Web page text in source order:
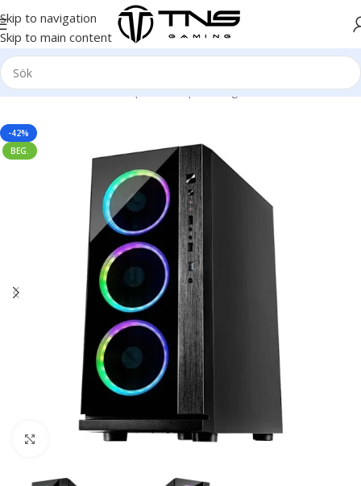
Skip to navigation
Skip to main content
Hem/Stationär dator/Speldator | Gamingdator
-42%
BEG.
Click to enlarge